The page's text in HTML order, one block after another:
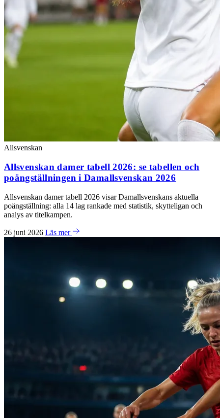
Allsvenskan
Allsvenskan damer tabell 2026: se tabellen och
poängställningen i Damallsvenskan 2026
Allsvenskan damer tabell 2026 visar Damallsvenskans aktuella
poängställning: alla 14 lag rankade med statistik, skytteligan och
analys av titelkampen.
26 juni 2026 Läs mer